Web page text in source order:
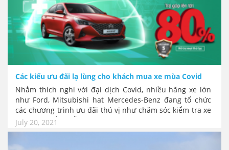
Các kiểu ưu đãi lạ lùng cho khách mua xe mùa Covid
Nhằm thích nghi với đại dịch Covid, nhiều hãng xe lớn
như Ford, Mitsubishi hat Mercedes-Benz đang tổ chức
các chương trình ưu đãi thú vị như chăm sóc kiểm tra xe
và khử khuẩn miễn phí, tặng máy lọc không khí hay tặng
gói ưu đãi bảo dưỡng khi mua xe online.
July 20, 2021